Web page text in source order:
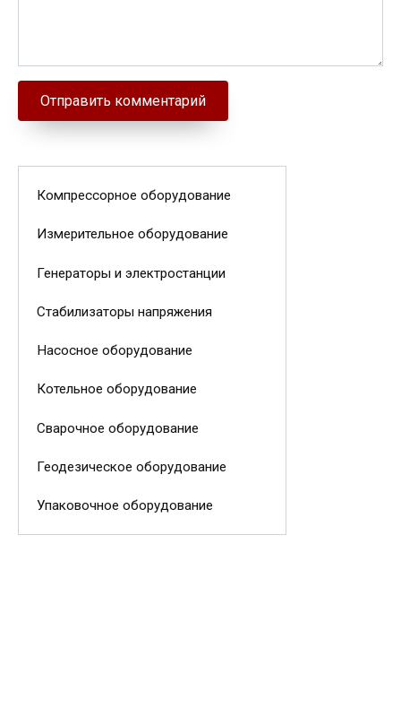
Компрессорное оборудование
Измерительное оборудование
Генераторы и электростанции
Стабилизаторы напряжения
Насосное оборудование
Котельное оборудование
Сварочное оборудование
Геодезическое оборудование
Упаковочное оборудование